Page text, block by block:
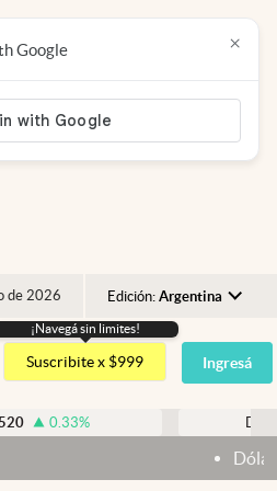
de 2026 Edición: Argentina
Argentina
España
USA
¡Navegá sin limites!
Suscribite x $999 Ingresá
% DÓLAR BLUE
Dólar hoy y dólar
Google ×